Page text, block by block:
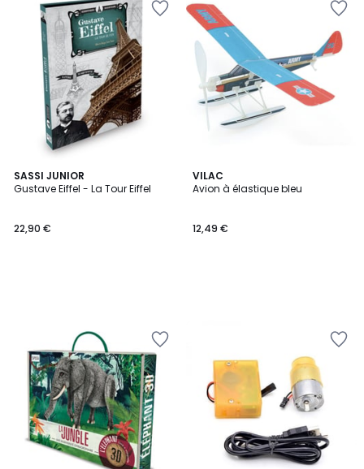
SASSI JUNIOR
Gustave Eiffel - La Tour Eiffel
22,90 €
VILAC
Avion à élastique bleu
12,49 €